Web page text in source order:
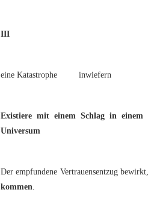
III
eine Katastrophe inwiefern
Existiere mit einem Schlag in einem
Universum
Der empfundene Vertrauensentzug
kommen